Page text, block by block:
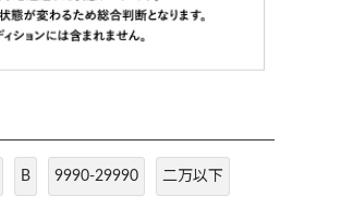
B 9990-29990 二万以下